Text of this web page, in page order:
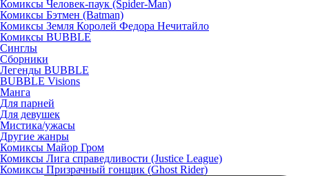
Комиксы Человек-паук (Spider-Man)
Комиксы Бэтмен (Batman)
Комиксы Земля Королей Федора Нечитайло
Комиксы BUBBLE
Синглы
Сборники
Легенды BUBBLE
BUBBLE Visions
Манга
Для парней
Для девушек
Мистика/ужасы
Другие жанры
Комиксы Майор Гром
Комиксы Лига справедливости (Justice League)
Комиксы Призрачный гонщик (Ghost Rider)